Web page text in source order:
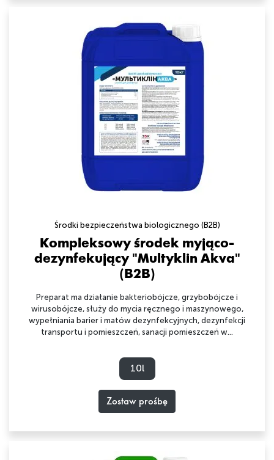
Środki bezpieczeństwa biologicznego (B2B)
Kompleksowy środek myjąco-
dezynfekujący "Multyklin Akva"
(B2B)
Preparat ma działanie bakteriobójcze, grzybobójcze i
wirusobójcze, służy do mycia ręcznego i maszynowego,
wypełniania barier i matów dezynfekcyjnych, dezynfekcji
transportu i pomieszczeń, sanacji pomieszczeń w...
10l
Zostaw prośbę